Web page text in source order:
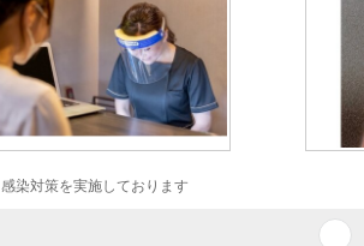
感染対策を実施しております